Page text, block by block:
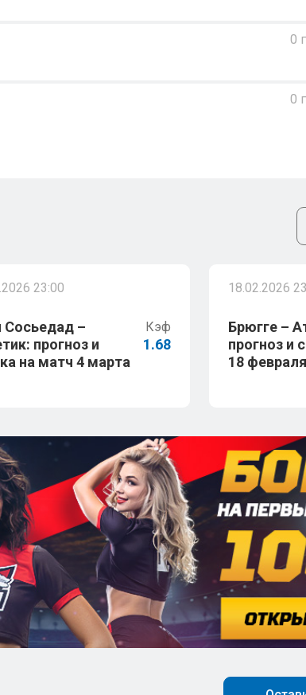
0
0
23:00
Сосьедад –
прогноз и
на матч 4 марта
Кэф
1.68
18.02.2026
Брюгге –
прогноз и
18